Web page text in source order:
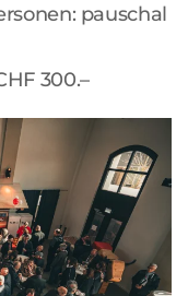
pauschal
300.–